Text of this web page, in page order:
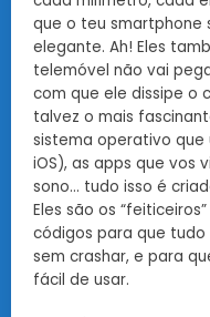
que o teu smartphone
elegante. Ah! Eles
telemóvel não vai
com que ele dissipe o
talvez o mais
sistema operativo que
iOS), as apps que vos
sono… tudo isso é
Eles são os
códigos para que
sem crashar, e para
fácil de usar.